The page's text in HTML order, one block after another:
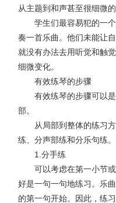
从主题到和声甚至很细微
学生们最容易犯的一个
奏一首乐曲。他们未能让
就没有办法去用听觉和触
细微变化。
有效练琴的步骤
有效练琴的步骤可以是
部。
从局部到整体的练习方
练、分声部练和分乐句练。
1. 分手练
可以考虑在第一小节或
好是一句一句地练习。乐
的第一句开始。因此，练